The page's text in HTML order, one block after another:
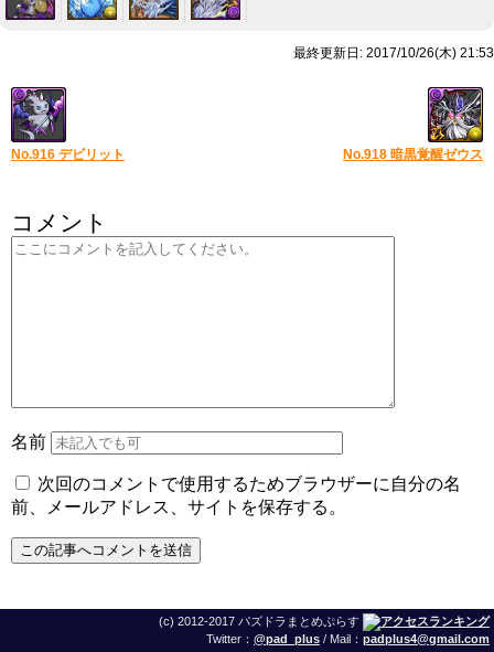
最終更新日: 2017/10/26(木) 21:53
No.916 デビリット No.918 暗黒覚醒ゼウス
コメント
名前
次回のコメントで使用するためブラウザーに自分の名
前、メールアドレス、サイトを保存する。
(c) 2012-2017 パズドラまとめぷらす
Twitter： @pad_plus / Mail： padplus4@gmail.com